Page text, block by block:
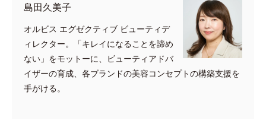
島田久美子
オルビス エグゼクティブ ビューティデ
ィレクター。「キレイになることを諦め
ない」をモットーに、ビューティアドバ
イザーの育成、各ブランドの美容コンセプトの構築支援を
手がける。